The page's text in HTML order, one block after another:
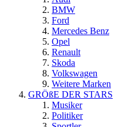
BMW
Ford
Mercedes Benz
Opel
Renault
Skoda
Volkswagen
Weitere Marken
GRÖßE DER STARS
Musiker
Politiker